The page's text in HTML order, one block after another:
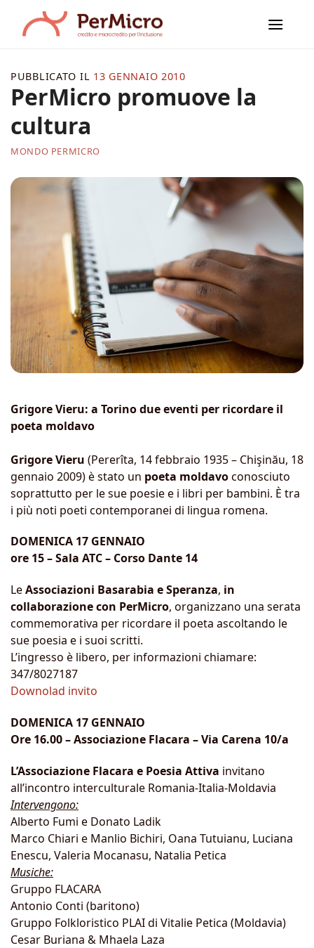
contenuti
MONDO PERMICRO
PerMicro promuove la
cultura
PUBBLICATO IL 13 GENNAIO 2010
Grigore Vieru: a Torino due eventi per ricordare il
poeta moldavo
Grigore Vieru (Pererîta, 14 febbraio 1935 – Chişinău, 18
gennaio 2009) è stato un poeta moldavoconosciuto
soprattutto per le sue poesie e i libri per bambini. È tra
i più noti poeti contemporanei di lingua romena.
DOMENICA 17 GENNAIO
ore 15 – Sala ATC – Corso Dante 14
LeAssociazioni Basarabia e Speranza, in
collaborazione con PerMicro, organizzano una serata
commemorativa per ricordare il poeta ascoltando le
sue poesia e i suoi scritti.
L’ingresso è libero, per informazioni chiamare:
347/8027187
Downolad invito
DOMENICA 17 GENNAIO
Ore 16.00 – Associazione Flacara – Via Carena 10/a
L’Associazione Flacara e Poesia Attiva invitano
all’incontro interculturale Romania-Italia-Moldavia
Intervengono:
Alberto Fumi e Donato Ladik
Marco Chiari e Manlio Bichiri, Oana Tutuianu, Luciana
Enescu, Valeria Mocanasu, Natalia Petica
Musiche:
Gruppo FLACARA
Antonio Conti (baritono)
Gruppo Folkloristico PLAI di Vitalie Petica (Moldavia)
Cesar Buriana & Mhaela Laza